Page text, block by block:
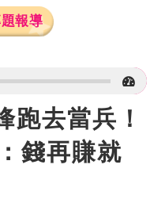
報導
跑去當兵！
錢再賺就